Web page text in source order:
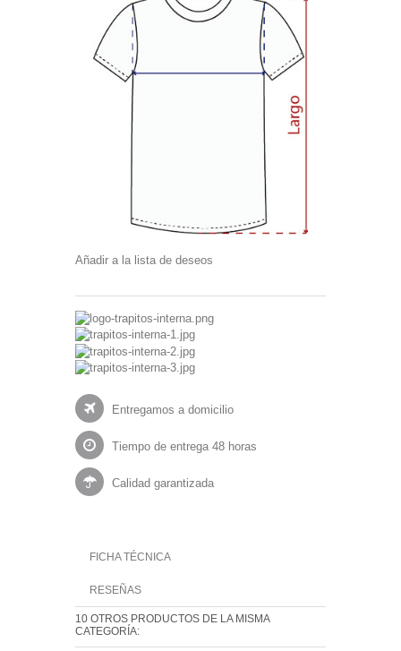
Añadir a la lista de deseos
Entregamos a domicilio
Tiempo de entrega 48 horas
Calidad garantizada
FICHA TÉCNICA
RESEÑAS
10 OTROS PRODUCTOS DE LA MISMA
CATEGORÍA: